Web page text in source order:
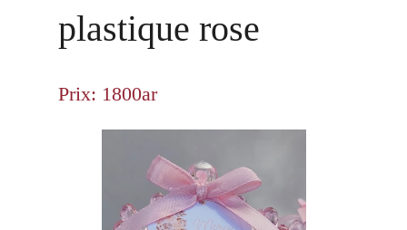
plastique rose
Prix: 1800ar